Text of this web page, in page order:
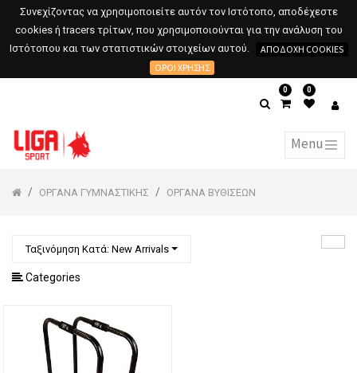
Συνεχίζοντας να χρησιμοποιείτε αυτόν τον Ιστότοπο, αποδέχεστε
cookies ή tracers τρίτων, που χρησιμοποιούνται για την ανάλυση του
Ιστότοπου και των στατιστικών στοιχείων αυτού.
ΑΠΟΔΟΧΉ COOKIES
ΌΡΟΙ ΧΡΉΣΗΣ
0 0
ΟΡΓΑΝΑ ΓΥΜΝΑΣΤΙΚΗΣ ΟΡΓΑΝΑ ΒΥΘΙΣΕΩΝ
Ταξινόμηση Κατά: New Arrivals
Categories